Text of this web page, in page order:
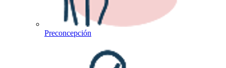
Preconcepción